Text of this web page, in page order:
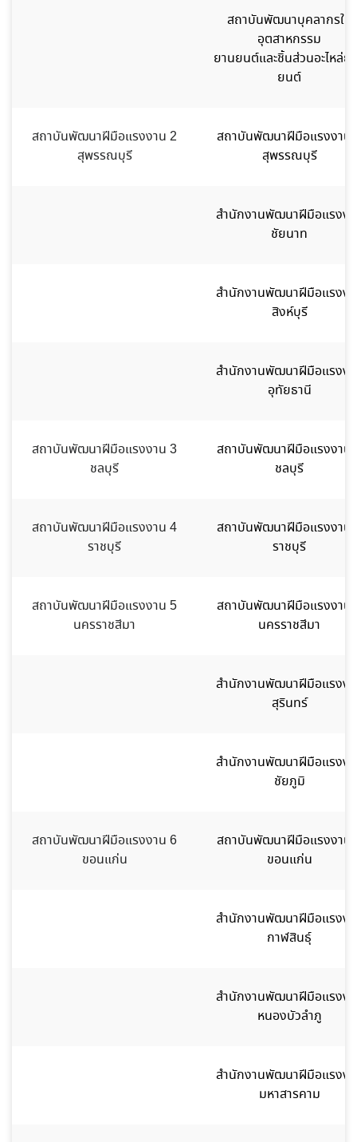
สถาบันพัฒนาบุคลากรใน
อุตสาหกรรม
ยานยนต์และชิ้นส่วนอะไหล่ย
ยนต์
สถาบันพัฒนาฝีมือแรงงาน 2
สุพรรณบุรี
สถาบันพัฒนาฝีมือแรงงาน
สุพรรณบุรี
สำนักงานพัฒนาฝีมือแรงง
ชัยนาท
สำนักงานพัฒนาฝีมือแรงง
สิงห์บุรี
สำนักงานพัฒนาฝีมือแรงง
อุทัยธานี
สถาบันพัฒนาฝีมือแรงงาน 3
ชลบุรี
สถาบันพัฒนาฝีมือแรงงาน
ชลบุรี
สถาบันพัฒนาฝีมือแรงงาน 4
ราชบุรี
สถาบันพัฒนาฝีมือแรงงาน
ราชบุรี
สถาบันพัฒนาฝีมือแรงงาน 5
นครราชสีมา
สถาบันพัฒนาฝีมือแรงงาน
นครราชสีมา
สำนักงานพัฒนาฝีมือแรงง
สุรินทร์
สำนักงานพัฒนาฝีมือแรงง
ชัยภูมิ
สถาบันพัฒนาฝีมือแรงงาน 6
ขอนแก่น
สถาบันพัฒนาฝีมือแรงงาน
ขอนแก่น
สำนักงานพัฒนาฝีมือแรงง
กาฬสินธุ์
สำนักงานพัฒนาฝีมือแรงง
หนองบัวลำภู
สำนักงานพัฒนาฝีมือแรงง
มหาสารคาม